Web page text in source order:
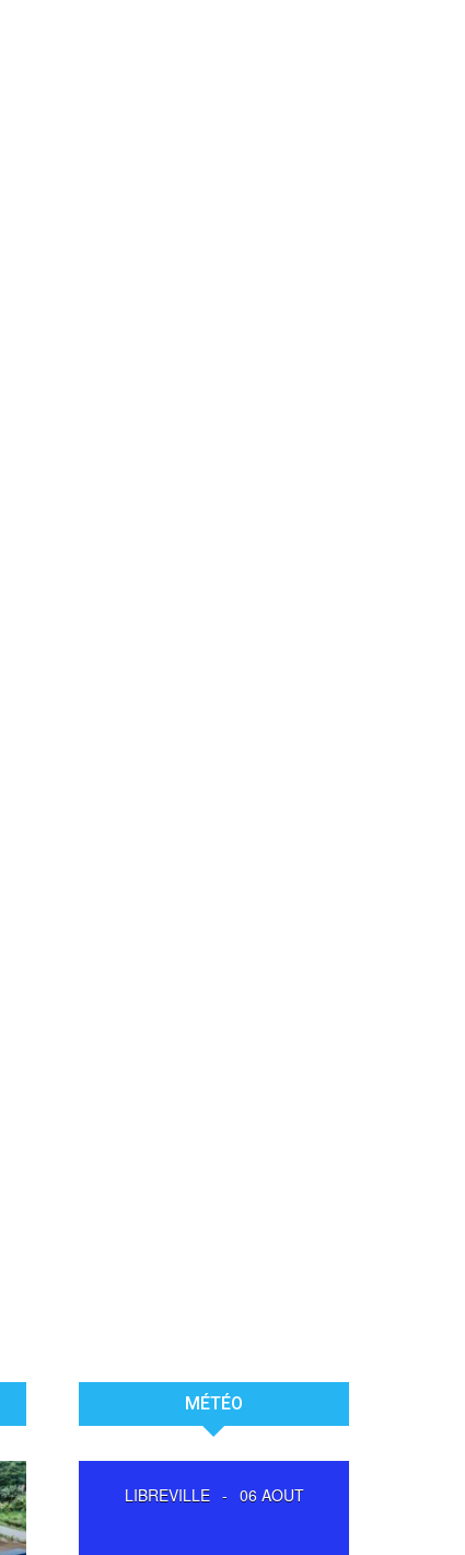
MÉTÉO
LIBREVILLE - 06 AOUT